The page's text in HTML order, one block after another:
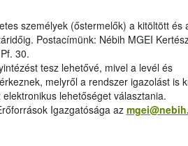
személyek (őstermelők) a kitöltött és
Postacímünk: Nébih MGEI
30.
tesz lehetővé, mivel a levél és
melyről a rendszer igazolást is
lehetőséget választania.
Igazgatósága az